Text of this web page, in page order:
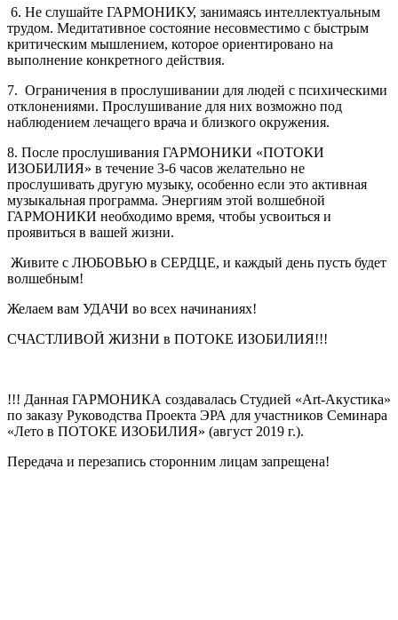
6. Не слушайте ГАРМОНИКУ, занимаясь интеллектуальным
трудом. Медитативное состояние несовместимо с быстрым
критическим мышлением, которое ориентировано на
выполнение конкретного действия.
7. Ограничения в прослушивании для людей с психическими
отклонениями. Прослушивание для них возможно под
наблюдением лечащего врача и близкого окружения.
8. После прослушивания ГАРМОНИКИ «ПОТОКИ
ИЗОБИЛИЯ» в течение 3-6 часов желательно не
прослушивать другую музыку, особенно если это активная
музыкальная программа. Энергиям этой волшебной
ГАРМОНИКИ необходимо время, чтобы усвоиться и
проявиться в вашей жизни.
Живите с ЛЮБОВЬЮ в СЕРДЦЕ, и каждый день пусть будет
волшебным!
Желаем вам УДАЧИ во всех начинаниях!
СЧАСТЛИВОЙ ЖИЗНИ в ПОТОКЕ ИЗОБИЛИЯ!!!
!!! Данная ГАРМОНИКА создавалась Студией «Art-Акустика»
по заказу Руководства Проекта ЭРА для участников Семинара
«Лето в ПОТОКЕ ИЗОБИЛИЯ» (август 2019 г.).
Передача и перезапись сторонним лицам запрещена!